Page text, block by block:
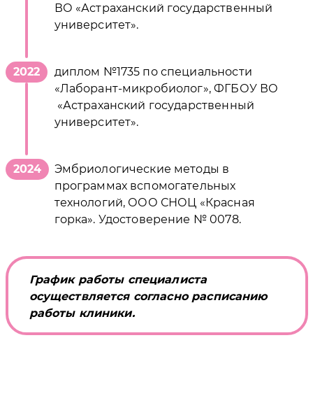
ВО «Астраханский государственный
университет».
2022
диплом №1735 по специальности
«Лаборант-микробиолог», ФГБОУ ВО
«Астраханский государственный
университет».
2024
Эмбриологические методы в
программах вспомогательных
технологий, ООО СНОЦ «Красная
горка». Удостоверение № 0078.
График работы специалиста
осуществляется согласно расписанию
работы клиники.